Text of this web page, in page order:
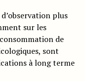
plus
sur les
de
sont
à long terme